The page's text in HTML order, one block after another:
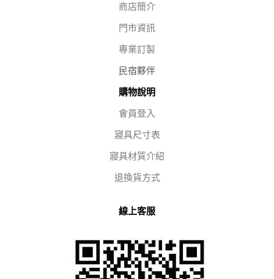
商店簡介
門市資訊
專業訂製
民宿夥伴
購物說明
會員登入
寢具尺寸表
寢具材質介紹
退換貨方式
線上客服